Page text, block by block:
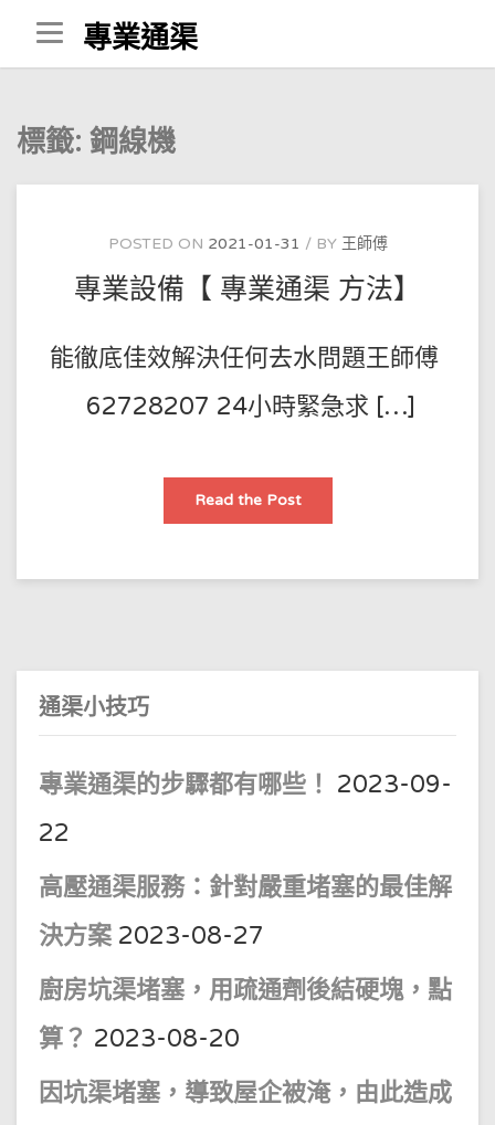
Skip
to
content
專業通渠
標籤: 鋼線機
POSTED ON 2021-01-31 BY 王師傅
專業設備【 專業通渠 方法】
能徹底佳效解決任何去水問題王師傅
62728207 24小時緊急求 […]
Read the Post專
設
專
通渠小技巧
專業通渠的步驟都有哪些！ 2023-09-
22
高壓通渠服務：針對嚴重堵塞的最佳解
決方案 2023-08-27
廚房坑渠堵塞，用疏通劑後結硬塊，點
算？ 2023-08-20
因坑渠堵塞，導致屋企被淹，由此造成